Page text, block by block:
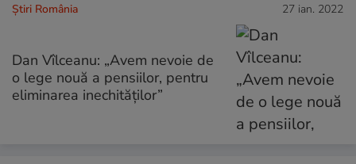
Știri România 27 ian. 2022
Dan Vîlceanu: „Avem nevoie de
o lege nouă a pensiilor, pentru
eliminarea inechităţilor”